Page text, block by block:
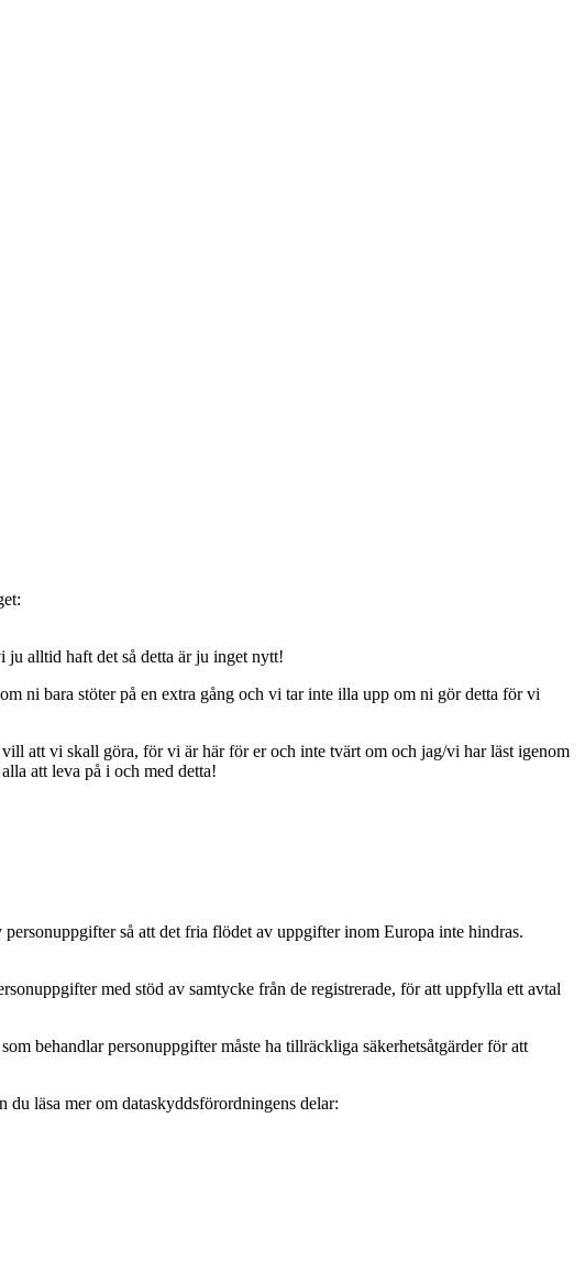
alltid haft det så detta är ju inget nytt!
ni bara stöter på en extra gång och vi tar inte illa upp om ni gör detta för vi
att vi skall göra, för vi är här för er och inte tvärt om och jag/vi har läst igenom
att leva på i och med detta!
så att det fria flödet av uppgifter inom Europa inte hindras.
med stöd av samtycke från de registrerade, för att uppfylla ett avtal
behandlar personuppgifter måste ha tillräckliga säkerhetsåtgärder för att
läsa mer om dataskyddsförordningens delar: